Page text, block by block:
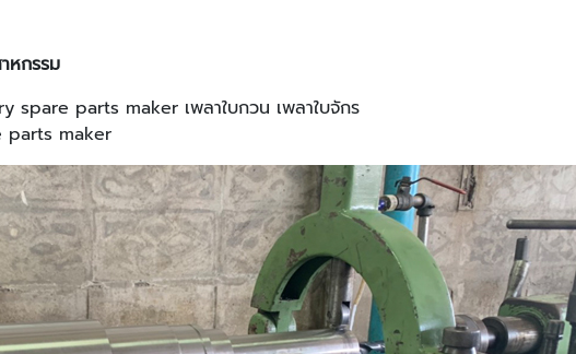
หกรรม
spare parts maker เพลาใบกวน เพลาใบจักร
parts maker